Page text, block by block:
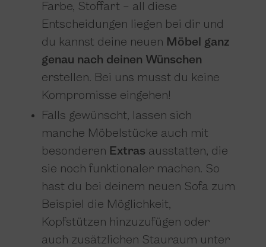
Farbe, Stoffart – all diese
Entscheidungen liegen bei dir und
du kannst deine neuen Möbel ganz
genau nach deinen Wünschen
erstellen. Bei uns musst du keine
Kompromisse eingehen!
Falls gewünscht, lassen sich
manche Möbelstücke auch mit
besonderen Extras ausstatten, die
sie noch funktionaler machen. So
hast du bei deinem neuen Sofa zum
Beispiel die Möglichkeit,
Kopfstützen hinzuzufügen oder
auch zusätzlichen Stauraum unter